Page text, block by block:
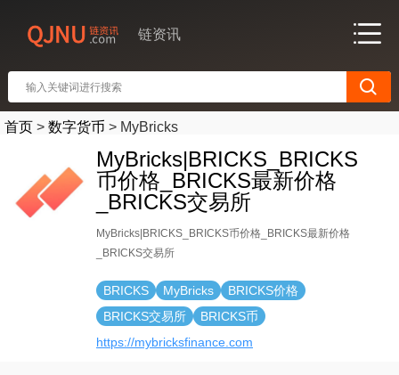
链资讯
首页 > 数字货币 > MyBricks
MyBricks|BRICKS_BRICKS
币价格_BRICKS最新价格
_BRICKS交易所
MyBricks|BRICKS_BRICKS币价格_BRICKS最新价格
_BRICKS交易所
BRICKS MyBricks
BRICKS价格
BRICKS交易所
BRICKS币
https://mybricksfinance.com